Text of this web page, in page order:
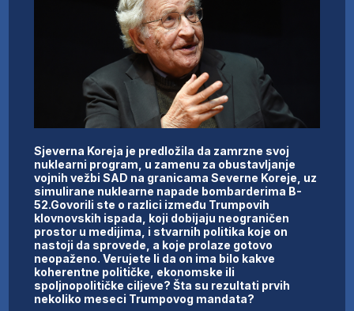
Sjeverna Koreja je predložila da zamrzne svoj
nuklearni program, u zamenu za obustavljanje
vojnih vežbi SAD na granicama Severne Koreje, uz
simulirane nuklearne napade bombarderima B-
52.Govorili ste o razlici između Trumpovih
klovnovskih ispada, koji dobijaju neograničen
prostor u medijima, i stvarnih politika koje on
nastoji da sprovede, a koje prolaze gotovo
neopaženo. Verujete li da on ima bilo kakve
koherentne političke, ekonomske ili
spoljnopolitičke ciljeve? Šta su rezultati prvih
nekoliko meseci Trumpovog mandata?